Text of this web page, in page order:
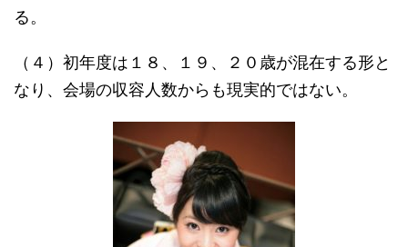
る。
（４）初年度は１８、１９、２０歳が混在する形と
なり、会場の収容人数からも現実的ではない。